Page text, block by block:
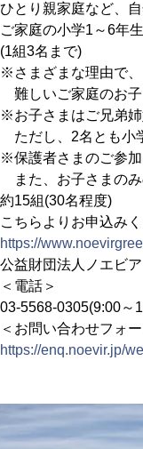
家庭など、自然
1～6年生のお
まで)
理由で、自然
のお子さまを
兄弟姉妹であ
とも小学1～6
ご参加は1名
まのみのご参
(30名程度)
らよりお申込みく
https://
益財団法人ノエビ
＞
～17:30
わせフォー
https://enq.noevir.jp/